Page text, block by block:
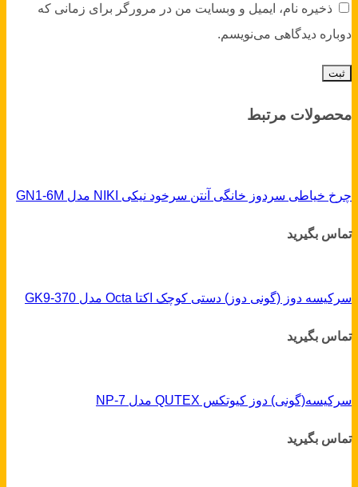
ذخیره نام، ایمیل و وبسایت من در مرورگر برای زمانی که
دوباره دیدگاهی می‌نویسم.
محصولات مرتبط
چرخ خیاطی سردوز خانگی آنتن سرخود نیکی NIKI مدل GN1-6M
تماس بگیرید
سرکیسه دوز (گونی دوز) دستی کوچک اکتا Octa مدل 370-GK9
تماس بگیرید
سرکیسه(گونی) دوز کیوتکس QUTEX مدل NP-7
تماس بگیرید